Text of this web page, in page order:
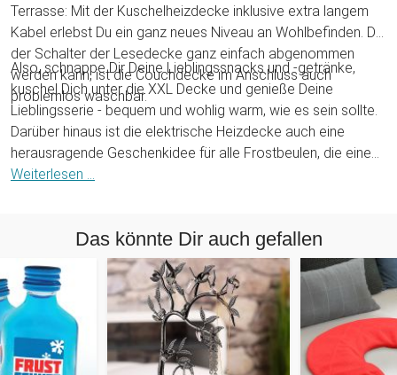
Terrasse: Mit der Kuschelheizdecke inklusive extra langem
Kabel erlebst Du ein ganz neues Niveau an Wohlbefinden. Da
der Schalter der Lesedecke ganz einfach abgenommen
werden kann, ist die Couchdecke im Anschluss auch
problemlos waschbar.
Also, schnappe Dir Deine Lieblingssnacks und -getränke,
kuschel Dich unter die XXL Decke und genieße Deine
Lieblingsserie - bequem und wohlig warm, wie es sein sollte.
Darüber hinaus ist die elektrische Heizdecke auch eine
herausragende Geschenkidee für alle Frostbeulen, die eine
Portion angenehmer Hitze im Alltag gebrauchen könnten. Die
Deine Liebsten.
Weiterlesen ...
Das könnte Dir auch gefallen